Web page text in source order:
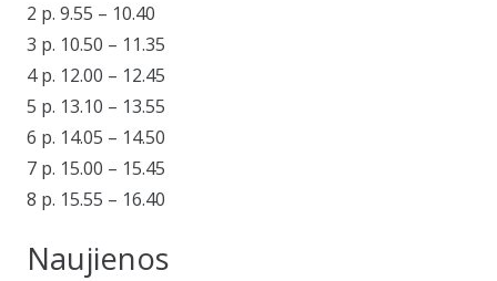
2 p. 9.55 – 10.40
3 p. 10.50 – 11.35
4 p. 12.00 – 12.45
5 p. 13.10 – 13.55
6 p. 14.05 – 14.50
7 p. 15.00 – 15.45
8 p. 15.55 – 16.40
Naujienos